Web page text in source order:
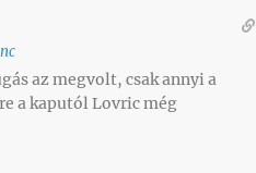
az megvolt, csak annyi a
a kaputól Lovric még